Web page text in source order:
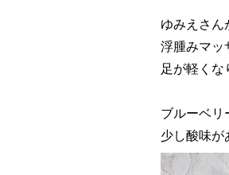
ゆみえさん
浮腫みマッ
足が軽くな
ブルーベ
少し酸味